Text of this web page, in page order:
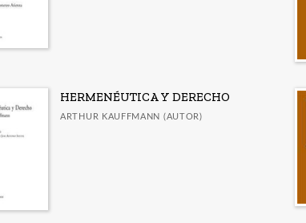
HERMENÉUTICA Y DERECHO
ARTHUR KAUFFMANN (AUTOR)